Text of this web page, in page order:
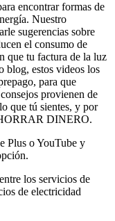
encontrar formas de
Nuestro
sugerencias sobre
el consumo de
que tu factura de la luz
blog, estos videos los
para que
provienen de
que tú sientes, y por
DINERO.
Plus o YouTube y
los servicios de
de electricidad